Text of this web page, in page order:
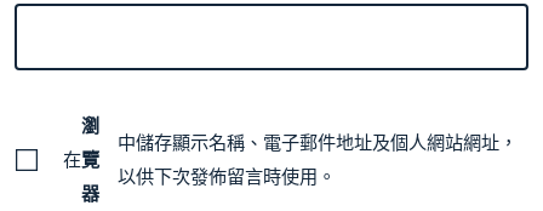
在
瀏
覽
器
中儲存顯示名稱、電子郵件地址及個人網站網址，
以供下次發佈留言時使用。